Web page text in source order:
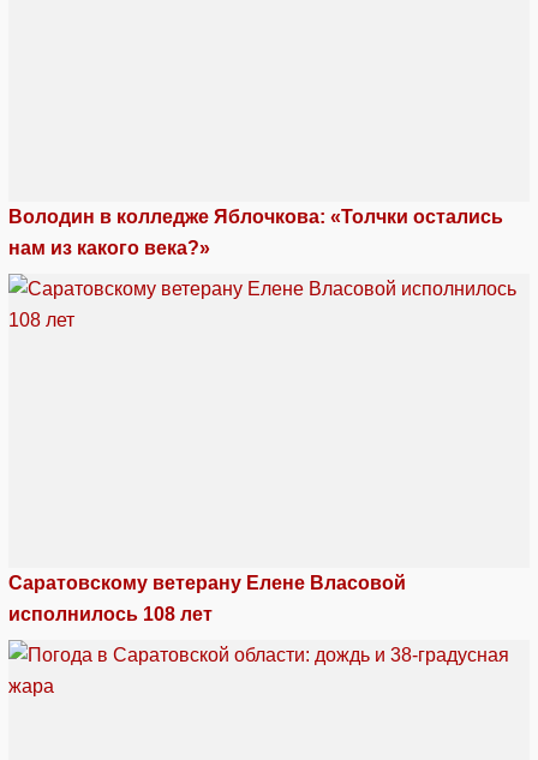
Володин в колледже Яблочкова: «Толчки остались
нам из какого века?»
Саратовскому ветерану Елене Власовой
исполнилось 108 лет